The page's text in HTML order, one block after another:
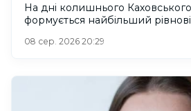
На дні колишнього
формується найбільший
08 сер. 2026 20:29